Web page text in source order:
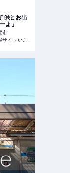
供とお出
よ」
市
子供とおでかけ情報サイト いこーよ